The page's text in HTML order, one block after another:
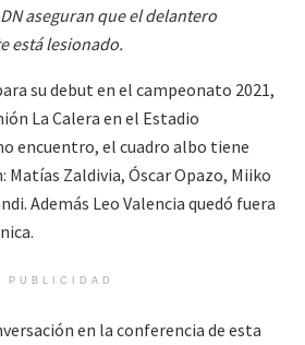
aseguran que el delantero
está lesionado.
su debut en el campeonato 2021,
La Calera en el Estadio
encuentro, el cuadro albo tiene
Zaldivia, Óscar Opazo, Miiko
Además Leo Valencia quedó fuera
PUBLICIDAD
en la conferencia de esta